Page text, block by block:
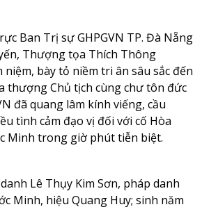
Ban Trị sự GHPGVN TP. Đà Nẵng
Thượng tọa Thích Thông
niệm, bày tỏ niềm tri ân sâu sắc đến
thượng Chủ tịch cùng chư tôn đức
đã quang lâm kính viếng, cầu
tình cảm đạo vị đối với cố Hòa
Minh trong giờ phút tiễn biệt.
Lê Thụy Kim Sơn, pháp danh
Minh, hiệu Quang Huy; sinh năm